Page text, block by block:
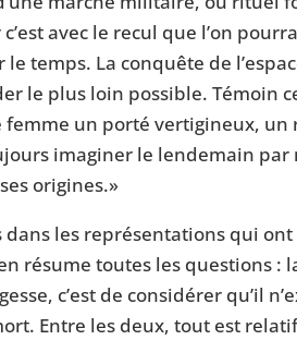
avec le recul que l’on
temps. La conquête de
le plus loin possible. Témoin
un porté vertigineux,
imaginer le lendemain
origines.»
dans les représentations qui
résume toutes les questions :
c’est de considérer qu’il
Entre les deux, tout est